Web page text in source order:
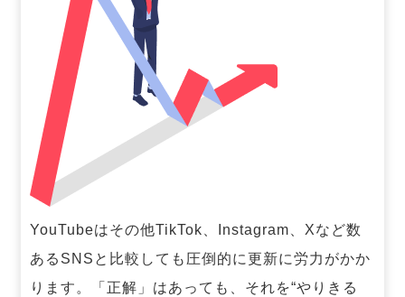
YouTubeはその他TikTok、Instagram、Xなど数
あるSNSと比較しても圧倒的に更新に労力がかか
ります。「正解」はあっても、それを“やりきる